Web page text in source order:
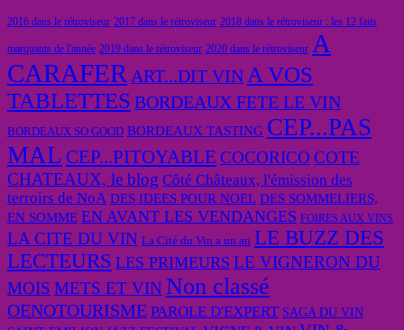
2016 dans le rétroviseur 2017 dans le rétroviseur 2018 dans le rétroviseur : les 12 faits
marquants de l'année 2019 dans le rétroviseur 2020 dans le rétroviseur A
CARAFER ART...DIT VIN A VOS
TABLETTES BORDEAUX FETE LE VIN
BORDEAUX SO GOOD BORDEAUX TASTING CEP...PAS
MAL CEP...PITOYABLE COCORICO COTE
CHATEAUX, le blog Côté Châteaux, l'émission des
terroirs de NoA DES IDEES POUR NOEL DES SOMMELIERS,
EN SOMME EN AVANT LES VENDANGES FOIRES AUX VINS
LA CITE DU VIN La Cité du Vin a un an LE BUZZ DES
LECTEURS LES PRIMEURS LE VIGNERON DU
MOIS METS ET VIN Non classé
OENOTOURISME PAROLE D'EXPERT SAGA DU VIN